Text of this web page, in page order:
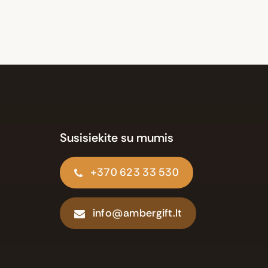
Susisiekite su mumis
+370 623 33 530
info@ambergift.lt